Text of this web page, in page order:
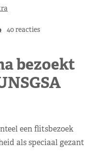
40 reacties
bezoekt
een flitsbezoek
als speciaal gezant